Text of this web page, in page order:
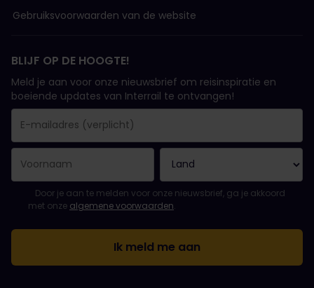
Gebruiksvoorwaarden van de website
BLIJF OP DE HOOGTE!
Meld je aan voor onze nieuwsbrief om reisinspiratie en
boeiende updates van Interrail te ontvangen!
Je inschrijving is gelukt..
E-mailadres is een verplicht veld!
E-mailadres is ongeldig!
Fout bij het abonneren op de nieuwsbrief. Probeer het later
Je hebt je al geabonneerd op deze nieuwsbrief!
Ga akkoord met de algemene voorwaarden om je in te
Door je aan te melden voor onze nieuwsbrief, ga je akkoord
met onze algemene voorwaarden.